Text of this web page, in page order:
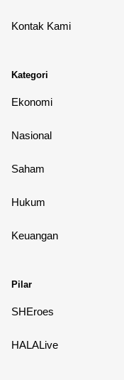
Kontak Kami
Kategori
Ekonomi
Nasional
Saham
Hukum
Keuangan
Pilar
SHEroes
HALALive